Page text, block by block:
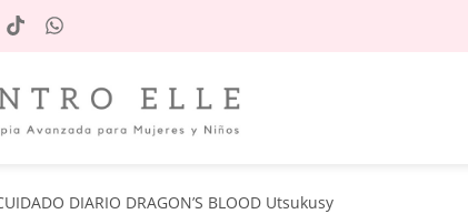
DIARIO DRAGON’S BLOOD Utsukusy